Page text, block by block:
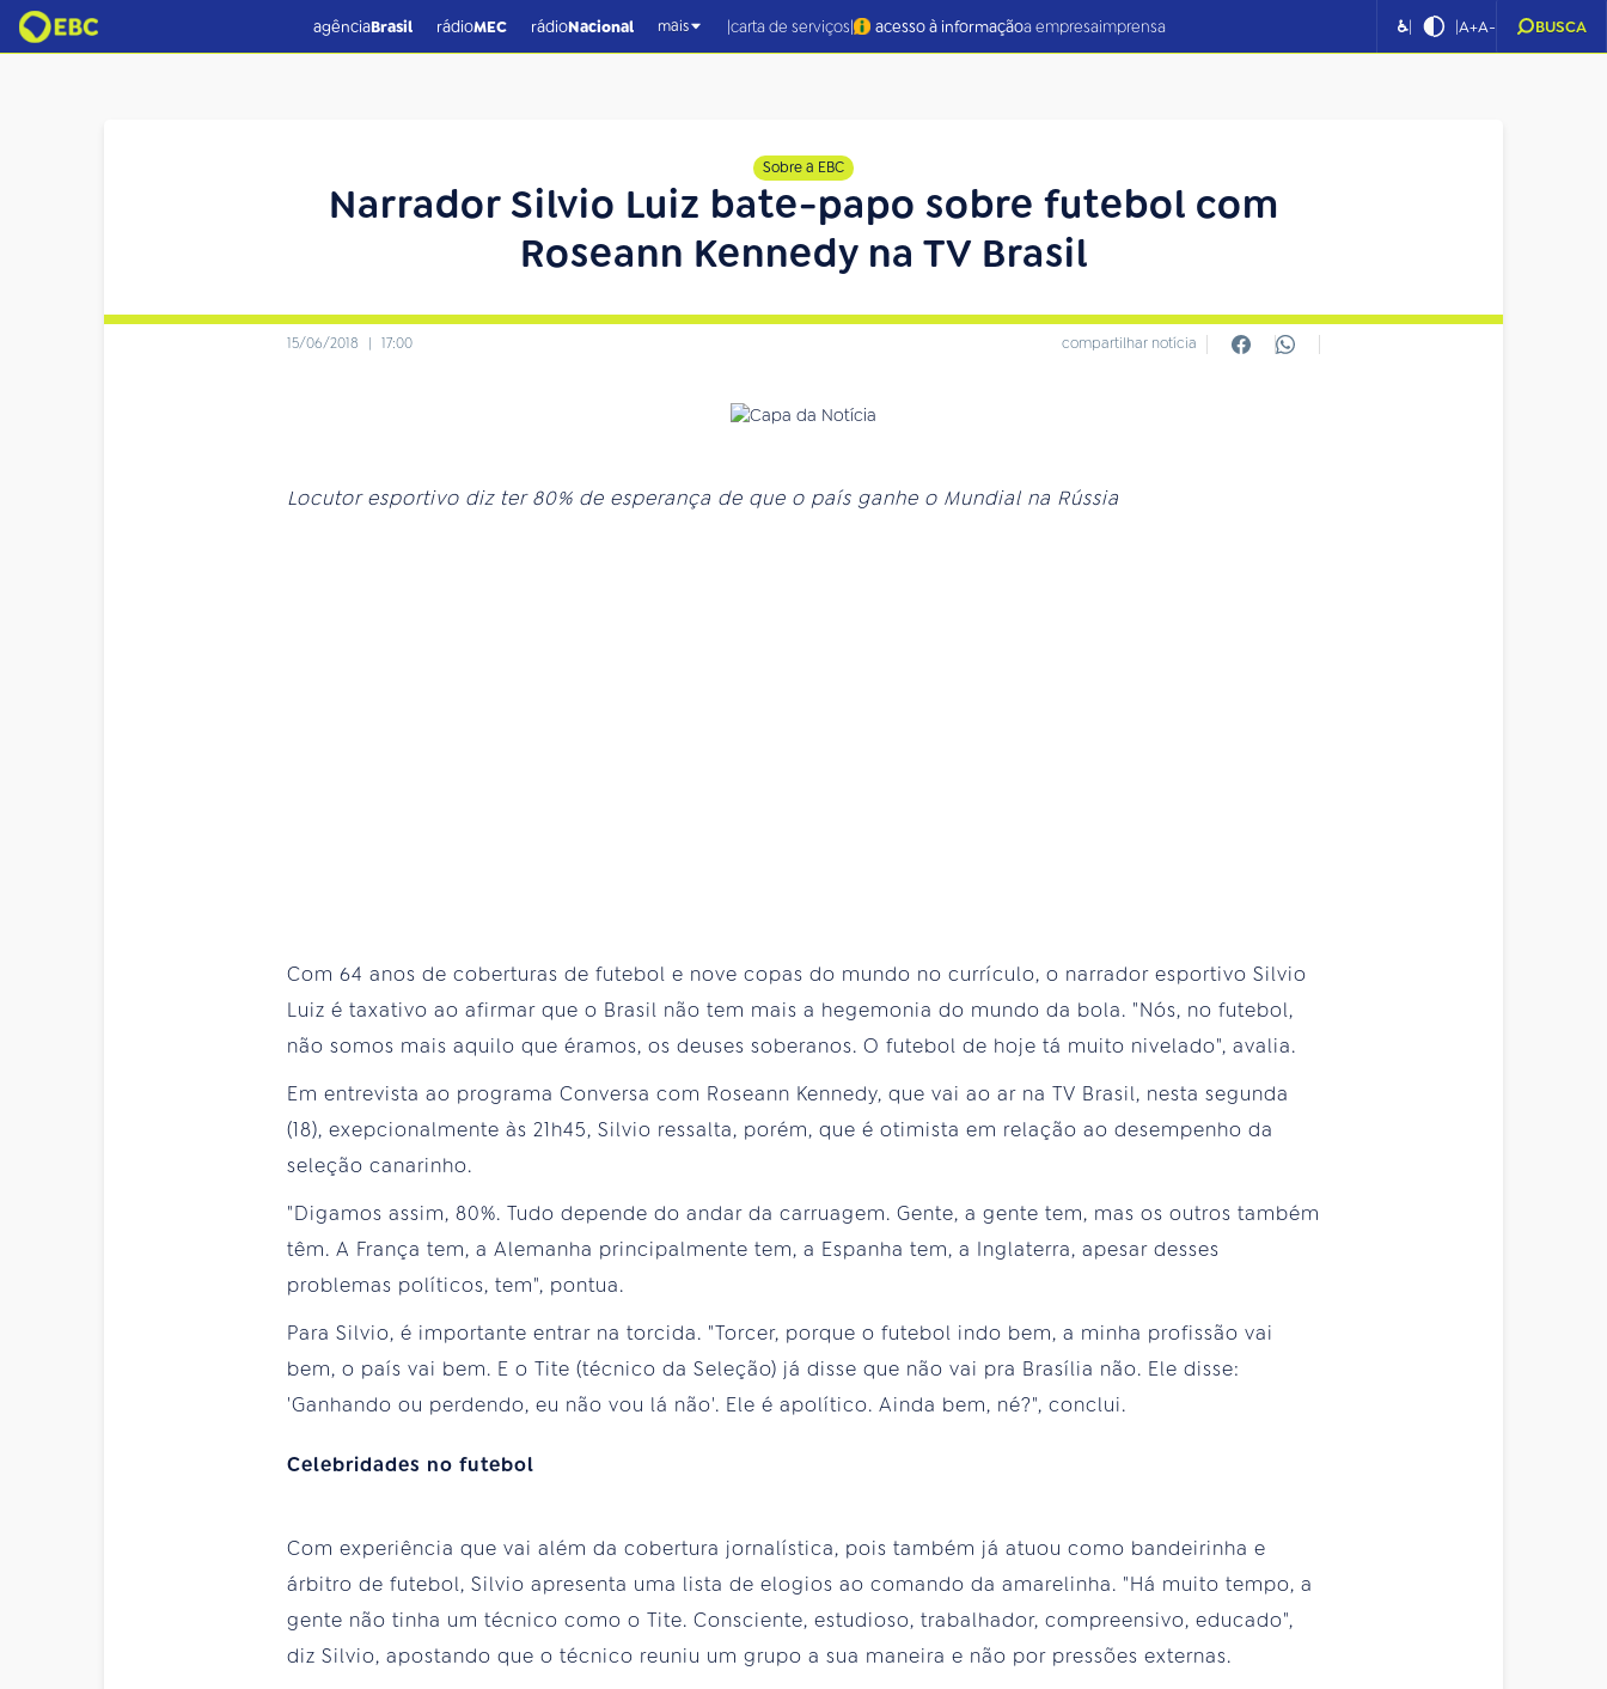
agênciaBrasil rádioMEC rádioNacional mais |carta de serviços| acesso à informaçãoa empresaimprensa ♿| |A+A- BUSCA
Sobre a EBC
Narrador Silvio Luiz bate-papo sobre futebol com
Roseann Kennedy na TV Brasil
15/06/2018 | 17:00 compartilhar notícia
Locutor esportivo diz ter 80% de esperança de que o país ganhe o Mundial na Rússia
Com 64 anos de coberturas de futebol e nove copas do mundo no currículo, o narrador esportivo Silvio
Luiz é taxativo ao afirmar que o Brasil não tem mais a hegemonia do mundo da bola. "Nós, no futebol,
não somos mais aquilo que éramos, os deuses soberanos. O futebol de hoje tá muito nivelado", avalia.
Em entrevista ao programa Conversa com Roseann Kennedy, que vai ao ar na TV Brasil, nesta segunda
(18), exepcionalmente às 21h45, Silvio ressalta, porém, que é otimista em relação ao desempenho da
seleção canarinho.
"Digamos assim, 80%. Tudo depende do andar da carruagem. Gente, a gente tem, mas os outros também
têm. A França tem, a Alemanha principalmente tem, a Espanha tem, a Inglaterra, apesar desses
problemas políticos, tem", pontua.
Para Silvio, é importante entrar na torcida. "Torcer, porque o futebol indo bem, a minha profissão vai
bem, o país vai bem. E o Tite (técnico da Seleção) já disse que não vai pra Brasília não. Ele disse:
'Ganhando ou perdendo, eu não vou lá não'. Ele é apolítico. Ainda bem, né?", conclui.
Celebridades no futebol
Com experiência que vai além da cobertura jornalística, pois também já atuou como bandeirinha e
árbitro de futebol, Silvio apresenta uma lista de elogios ao comando da amarelinha. "Há muito tempo, a
gente não tinha um técnico como o Tite. Consciente, estudioso, trabalhador, compreensivo, educado",
diz Silvio, apostando que o técnico reuniu um grupo a sua maneira e não por pressões externas.